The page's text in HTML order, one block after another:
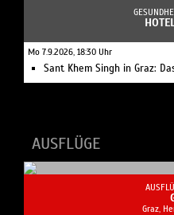
Eine faszinierende
BASILIKA
Graz,